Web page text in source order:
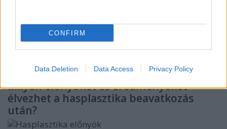
CONFIRM
Data Deletion Data Access Privacy Policy
változtak a páciensek igényei Magyarországon és
nemzetközi szinten.
Milyen előnyöket és eredményeket
élvezhet a hasplasztika beavatkozás
után?